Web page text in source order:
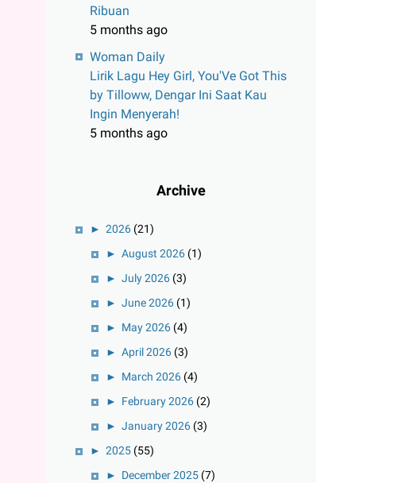
Ribuan
5 months ago
Woman Daily
Lirik Lagu Hey Girl, You'Ve Got This
by Tilloww, Dengar Ini Saat Kau
Ingin Menyerah!
5 months ago
Archive
► 2026 (21)
► August 2026 (1)
► July 2026 (3)
► June 2026 (1)
► May 2026 (4)
► April 2026 (3)
► March 2026 (4)
► February 2026 (2)
► January 2026 (3)
► 2025 (55)
► December 2025 (7)